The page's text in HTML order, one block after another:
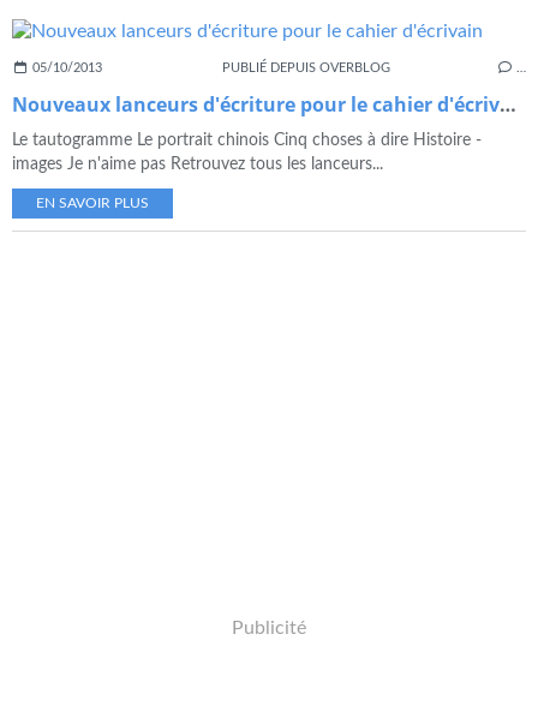
05/10/2013 PUBLIÉ DEPUIS OVERBLOG
Nouveaux lanceurs d'écriture pour le cahier d'écrivain
Le tautogramme Le portrait chinois Cinq choses à dire Histoire -
images Je n'aime pas Retrouvez tous les lanceurs...
EN SAVOIR PLUS
Publicité